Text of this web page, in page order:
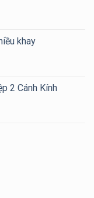
khay
2 Cánh Kính